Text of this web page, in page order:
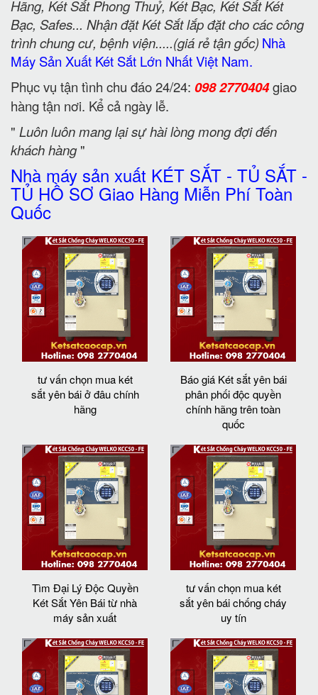
Hãng, Két Sắt Phong Thuỷ, Két Bạc, Két Sắt Két
Bạc, Safes... Nhận đặt Két Sắt lắp đặt cho các công
trình chung cư, bệnh viện.....(giá rẻ tận gốc) Nhà
Máy Sản Xuất Két Sắt Lớn Nhất Việt Nam.
Phục vụ tận tình chu đáo 24/24: 098 2770404giao
hàng tận nơi. Kể cả ngày lễ.
" Luôn luôn mang lại sự hài lòng mong đợi đến
khách hàng"
Nhà máy sản xuất KÉT SẮT - TỦ SẮT -
TỦ HỒ SƠ Giao Hàng Miễn Phí Toàn
Quốc
tư vấn chọn mua két
sắt yên bái ở đâu chính
hãng
Báo giá Két sắt yên bái
phân phối độc quyền
chính hãng trên toàn
quốc
Tìm Đại Lý Độc Quyền
Két Sắt Yên Bái từ nhà
máy sản xuất
tư vấn chọn mua két
sắt yên bái chống cháy
uy tín